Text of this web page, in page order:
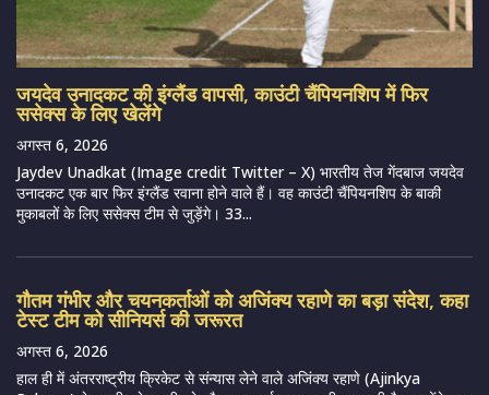
जयदेव उनादकट की इंग्लैंड वापसी, काउंटी चैंपियनशिप में फिर
ससेक्स के लिए खेलेंगे
अगस्त 6, 2026
Jaydev Unadkat (Image credit Twitter – X) भारतीय तेज गेंदबाज जयदेव
उनादकट एक बार फिर इंग्लैंड रवाना होने वाले हैं। वह काउंटी चैंपियनशिप के बाकी
मुकाबलों के लिए ससेक्स टीम से जुड़ेंगे। 33...
गौतम गंभीर और चयनकर्ताओं को अजिंक्य रहाणे का बड़ा संदेश, कहा
टेस्ट टीम को सीनियर्स की जरूरत
अगस्त 6, 2026
हाल ही में अंतरराष्ट्रीय क्रिकेट से संन्यास लेने वाले अजिंक्य रहाणे (Ajinkya